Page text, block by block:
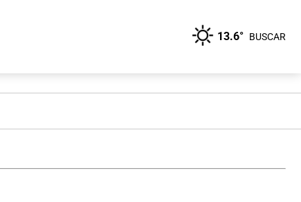
13.6° BUSCAR